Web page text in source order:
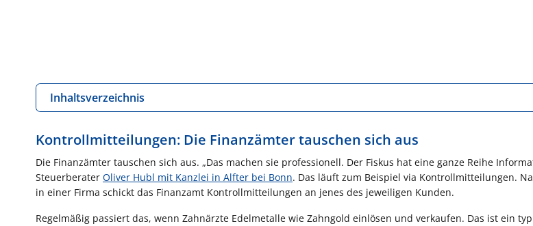
Inhaltsverzeichnis
Kontrollmitteilungen: Die Finanzämter tauschen sich aus
Die Finanzämter tauschen sich aus. „Das machen sie professionell. Der Fiskus hat eine ganze Reihe
Steuerberater Oliver Hubl mit Kanzlei in Alfter bei Bonn. Das läuft zum Beispiel via Kontrollmitteilungen.
in einer Firma schickt das Finanzamt Kontrollmitteilungen an jenes des jeweiligen Kunden.
Regelmäßig passiert das, wenn Zahnärzte Edelmetalle wie Zahngold einlösen und verkaufen. Das ist ein